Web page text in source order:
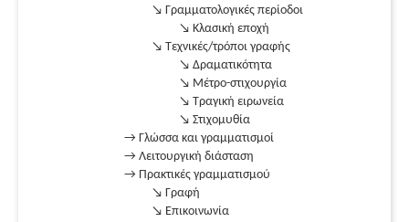
↘ Γραμματολογικές περίοδοι
↘ Κλασική εποχή
↘ Τεχνικές/τρόποι γραφής
↘ Δραματικότητα
↘ Μέτρο-στιχουργία
↘ Τραγική ειρωνεία
↘ Στιχομυθία
→ Γλώσσα και γραμματισμοί
→ Λειτουργική διάσταση
→ Πρακτικές γραμματισμού
↘ Γραφή
↘ Επικοινωνία